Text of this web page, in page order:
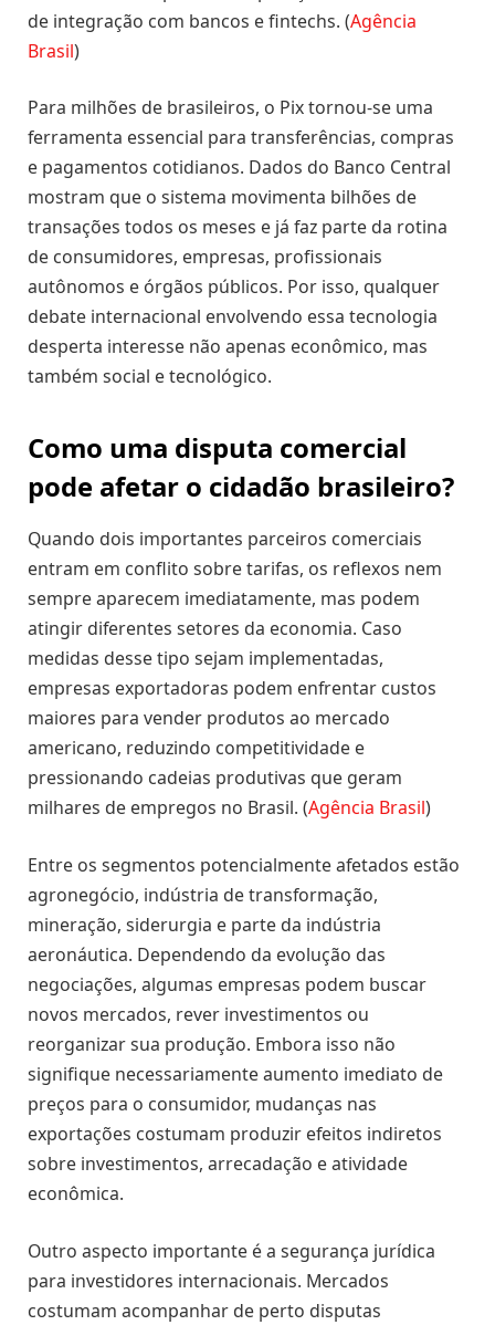
de integração com bancos e fintechs. (Agência
Brasil)
Para milhões de brasileiros, o Pix tornou-se uma
ferramenta essencial para transferências, compras
e pagamentos cotidianos. Dados do Banco Central
mostram que o sistema movimenta bilhões de
transações todos os meses e já faz parte da rotina
de consumidores, empresas, profissionais
autônomos e órgãos públicos. Por isso, qualquer
debate internacional envolvendo essa tecnologia
desperta interesse não apenas econômico, mas
também social e tecnológico.
Como uma disputa comercial
pode afetar o cidadão brasileiro?
Quando dois importantes parceiros comerciais
entram em conflito sobre tarifas, os reflexos nem
sempre aparecem imediatamente, mas podem
atingir diferentes setores da economia. Caso
medidas desse tipo sejam implementadas,
empresas exportadoras podem enfrentar custos
maiores para vender produtos ao mercado
americano, reduzindo competitividade e
pressionando cadeias produtivas que geram
milhares de empregos no Brasil. (Agência Brasil)
Entre os segmentos potencialmente afetados estão
agronegócio, indústria de transformação,
mineração, siderurgia e parte da indústria
aeronáutica. Dependendo da evolução das
negociações, algumas empresas podem buscar
novos mercados, rever investimentos ou
reorganizar sua produção. Embora isso não
signifique necessariamente aumento imediato de
preços para o consumidor, mudanças nas
exportações costumam produzir efeitos indiretos
sobre investimentos, arrecadação e atividade
econômica.
Outro aspecto importante é a segurança jurídica
para investidores internacionais. Mercados
costumam acompanhar de perto disputas